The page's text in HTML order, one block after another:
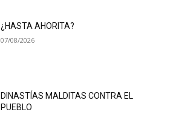
¿HASTA AHORITA?
07/08/2026
DINASTÍAS MALDITAS CONTRA EL
PUEBLO